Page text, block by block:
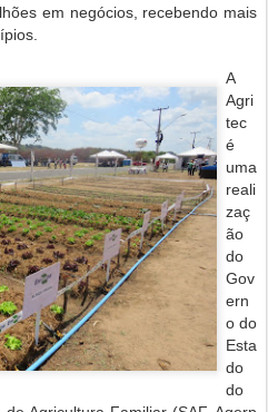
em negócios, recebendo mais
A
Agri
tec
é
uma
reali
zaç
ão
do
Gov
ern
o do
Esta
do
do